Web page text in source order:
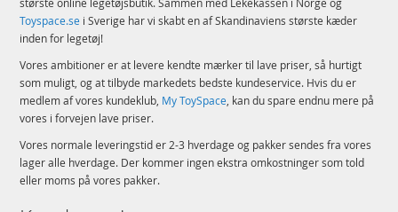
største online legetøjsbutik. Sammen med Lekekassen i Norge og
Toyspace.se i Sverige har vi skabt en af Skandinaviens største kæder
inden for legetøj!
Vores ambitioner er at levere kendte mærker til lave priser, så hurtigt
som muligt, og at tilbyde markedets bedste kundeservice. Hvis du er
medlem af vores kundeklub, My ToySpace, kan du spare endnu mere på
vores i forvejen lave priser.
Vores normale leveringstid er 2-3 hverdage og pakker sendes fra vores
lager alle hverdage. Der kommer ingen ekstra omkostninger som told
eller moms på vores pakker.